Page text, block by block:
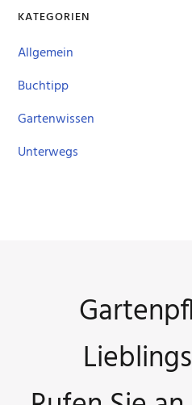
KATEGORIEN
Allgemein
Buchtipp
Gartenwissen
Unterwegs